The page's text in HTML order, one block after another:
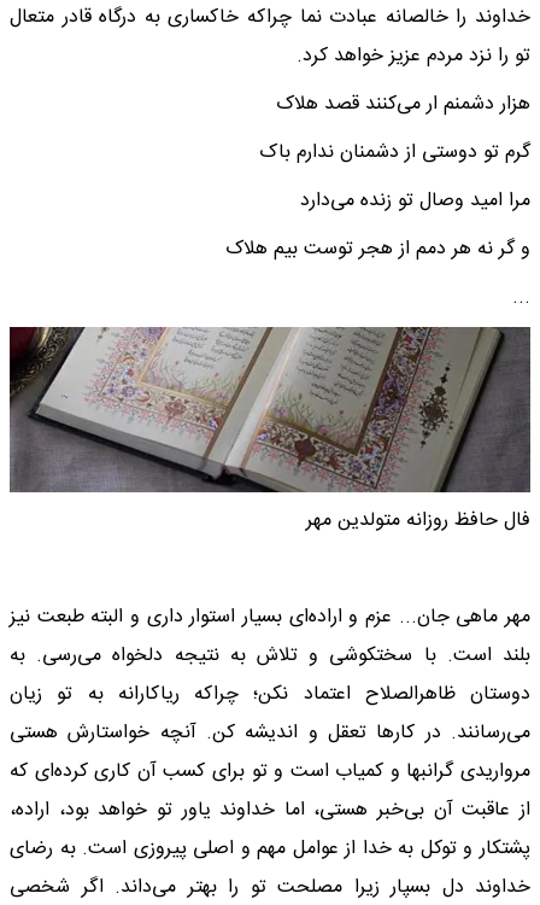
خداوند را خالصانه عبادت نما چراکه خاکساری به درگاه قادر متعال
تو را نزد مردم عزیز خواهد کرد.
هزار دشمنم ار می‌کنند قصد هلاک
گرم تو دوستی از دشمنان ندارم باک
مرا امید وصال تو زنده می‌دارد
و گر نه هر دمم از هجر توست بیم هلاک
...
فال حافظ روزانه متولدین مهر
مهر ماهی جان... عزم و اراده‌ای بسیار استوار داری و البته طبعت نیز
بلند است. با سختکوشی و تلاش به نتیجه دلخواه می‌رسی. به
دوستان ظاهرالصلاح اعتماد نکن؛ چراکه ریاکارانه به تو زیان
می‌رسانند. در کارها تعقل و اندیشه کن. آنچه خواستارش هستی
مرواریدی گرانبها و کمیاب است و تو برای کسب آن کاری کرده‌ای که
از عاقبت آن بی‌خبر هستی، اما خداوند یاور تو خواهد بود، اراده،
پشتکار و توکل به خدا از عوامل مهم و اصلی پیروزی است. به رضای
خداوند دل بسپار زیرا مصلحت تو را بهتر می‌داند. اگر شخصی